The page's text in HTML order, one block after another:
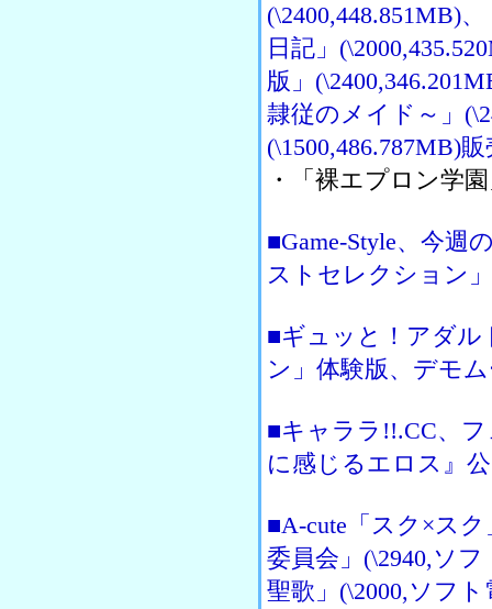
(\2400,448.851MB)
日記」
版」
隷従のメイド～」
(\1500,486.787MB)
・「裸エプロン学
■Game-Style、今週
ストセレクション」
■ギュッと！アダル
ン」体験版、デモ
■キャララ!!.CC、
に感じるエロス』
■A-cute「スク×ス
委員会」(\2940,ソ
聖歌」(\2000,ソフ